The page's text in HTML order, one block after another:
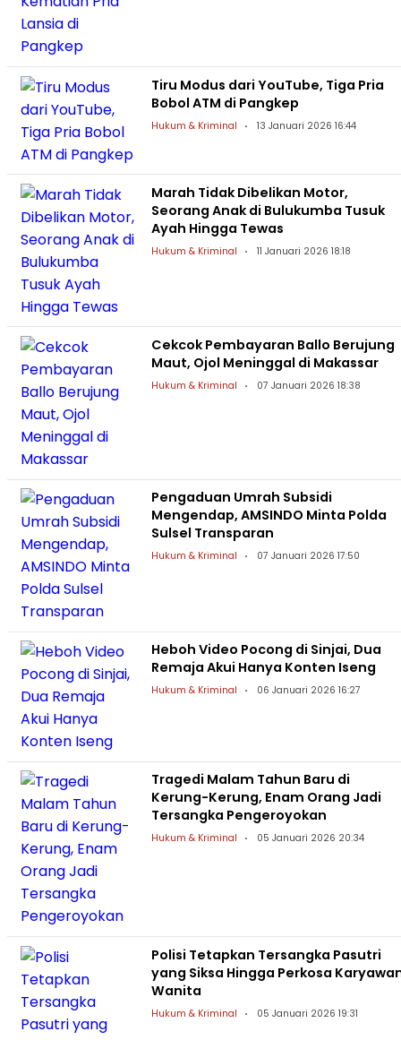
Tiru Modus dari YouTube, Tiga Pria
Bobol ATM di Pangkep
Hukum & Kriminal 13 Januari 2026 16:44
Marah Tidak Dibelikan Motor,
Seorang Anak di Bulukumba Tusuk
Ayah Hingga Tewas
Hukum & Kriminal 11 Januari 2026 18:18
Cekcok Pembayaran Ballo Berujung
Maut, Ojol Meninggal di Makassar
Hukum & Kriminal 07 Januari 2026 18:38
Pengaduan Umrah Subsidi
Mengendap, AMSINDO Minta Polda
Sulsel Transparan
Hukum & Kriminal 07 Januari 2026 17:50
Heboh Video Pocong di Sinjai, Dua
Remaja Akui Hanya Konten Iseng
Hukum & Kriminal 06 Januari 2026 16:27
Tragedi Malam Tahun Baru di
Kerung-Kerung, Enam Orang Jadi
Tersangka Pengeroyokan
Hukum & Kriminal 05 Januari 2026 20:34
Polisi Tetapkan Tersangka Pasutri
yang Siksa Hingga Perkosa
Wanita
Hukum & Kriminal 05 Januari 2026 19:31